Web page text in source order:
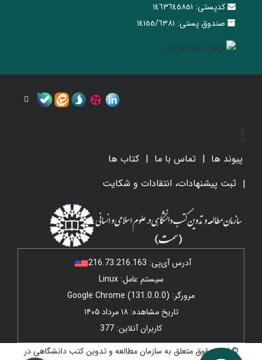
کدپستی: ١٤٦٣٦٤٥٨٥١
صندوق پستی: ١٤١٥٥/٦٣٨١
پیوند ها تماس با ما
کتاب ها
ثبت پیشنهادات، انتقادات و شکایت
آدرس آی‌پی: 216.73.216.163
سیستم عامل: Linux
مرورگر: Google Chrome (131.0.0.0)
تاریخ مشاهده: ۱۸ مرداد ۱۴۰۵
کاربران آنلاین: 377
© کلیه حقوق متعلق به سازمان مطالعه و تدوین کتب دانشگاهی در